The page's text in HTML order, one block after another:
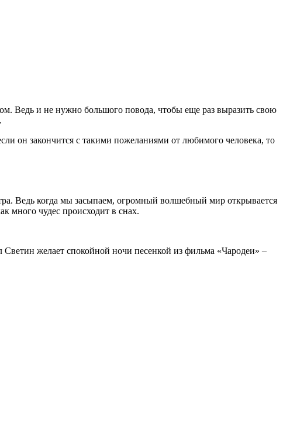
Ведь и не нужно большого повода, чтобы еще раз выразить свою
он закончится с такими пожеланиями от любимого человека, то
Ведь когда мы засыпаем, огромный волшебный мир открывается
много чудес происходит в снах.
желает спокойной ночи песенкой из фильма «Чародеи» –